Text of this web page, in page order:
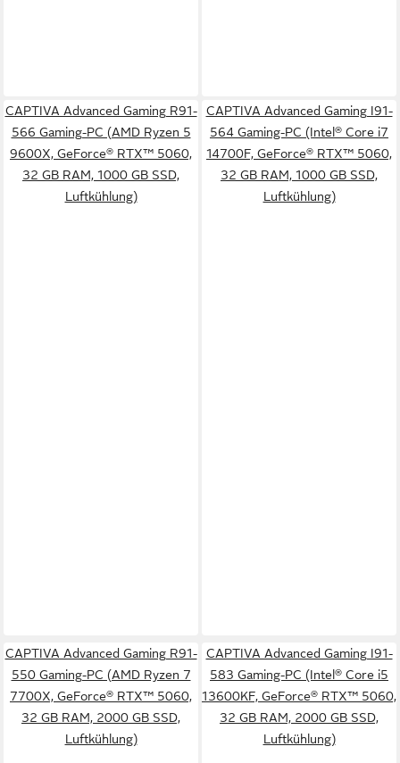
CAPTIVA Advanced Gaming R91-
566 Gaming-PC (AMD Ryzen 5
9600X, GeForce® RTX™ 5060,
32 GB RAM, 1000 GB SSD,
Luftkühlung)
CAPTIVA Advanced Gaming I91-
564 Gaming-PC (Intel® Core i7
14700F, GeForce® RTX™ 5060,
32 GB RAM, 1000 GB SSD,
Luftkühlung)
CAPTIVA Advanced Gaming R91-
550 Gaming-PC (AMD Ryzen 7
7700X, GeForce® RTX™ 5060,
32 GB RAM, 2000 GB SSD,
Luftkühlung)
CAPTIVA Advanced Gaming I91-
583 Gaming-PC (Intel® Core i5
13600KF, GeForce® RTX™ 5060,
32 GB RAM, 2000 GB SSD,
Luftkühlung)